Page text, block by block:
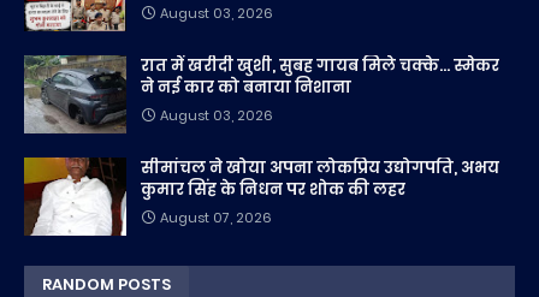
August 03, 2026
रात में खरीदी खुशी, सुबह गायब मिले चक्के... स्मेकर
ने नई कार को बनाया निशाना
August 03, 2026
सीमांचल ने खोया अपना लोकप्रिय उद्योगपति, अभय
कुमार सिंह के निधन पर शोक की लहर
August 07, 2026
RANDOM POSTS